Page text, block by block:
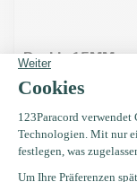
Buckle 15MM
Kunststoff Blau
€0,46
Grundpreis: €0,46 /
Auf Lager